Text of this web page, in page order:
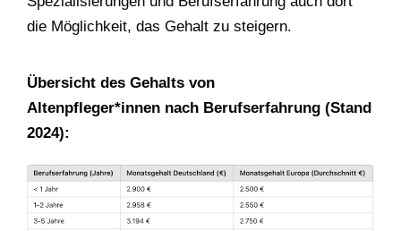
die Möglichkeit, das Gehalt zu steigern.
Übersicht des Gehalts von
Altenpfleger*innen nach Berufserfahrung (Stand
2024):